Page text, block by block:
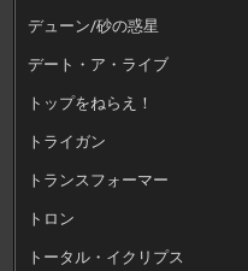
デューン/砂の惑星
デート・ア・ライブ
トップをねらえ！
トライガン
トランスフォーマー
トロン
トータル・イクリプス